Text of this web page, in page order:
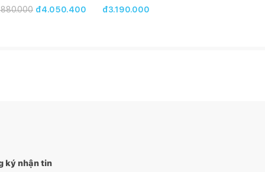
đ4.050.400 đ3.190.000
ký nhận tin